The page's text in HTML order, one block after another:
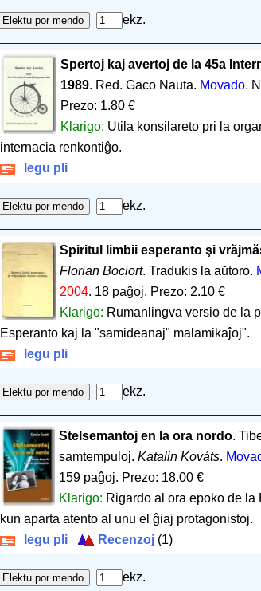
ekz.
Spertoj kaj avertoj de la 45a
1989. Red. Gaco Nauta. Movado.
Prezo: 1.80 €
Klarigo: Utila konsilareto pri la
internacia renkontiĝo.
legu pli
ekz.
Spiritul limbii esperanto şi
Florian Bociort. Tradukis la aŭtoro.
2004. 18 paĝoj. Prezo: 2.10 €
Klarigo: Rumanlingva versio de la
Esperanto kaj la "samideanaj" malamikaĵoj".
legu pli
ekz.
Stelsemantoj en la ora nordo.
samtempuloj.Katalin Kováts.
159 paĝoj. Prezo: 18.00 €
Klarigo: Rigardo al ora epoko de
kun aparta atento al unu el ĝiaj protagonistoj.
legu pli
Recenzoj (1)
ekz.